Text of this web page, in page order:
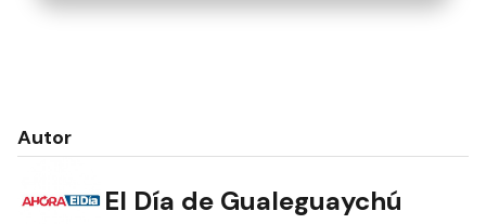
Autor
El Día de Gualeguaychú